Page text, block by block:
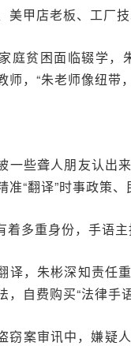
美甲店老板、工厂
庭贫困面临辍学
师，“朱老师像纽带
一些聋人朋友认出
“翻译”时事政策
着多重身份，手语
译，朱彬深知责任
，自费购买“法律
窃案审讯中，嫌疑